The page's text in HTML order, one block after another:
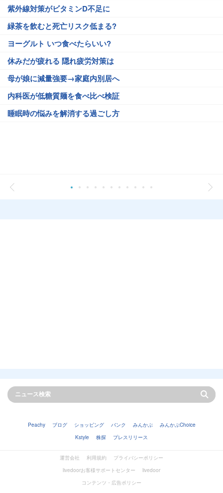
紫外線対策がビタミンD不足に
緑茶を飲むと死亡リスク低まる?
ヨーグルト いつ食べたらいい?
休みだが疲れる 隠れ疲労対策は
母が娘に減量強要→家庭内別居へ
内科医が低糖質麺を食べ比べ検証
睡眠時の悩みを解消する過ごし方
Peachy ブログ ショッピング バンク みんかぶ
みんかぶChoice
Kstyle
株探 プレスリリース
運営会社 利用規約
プライバシーポリシー
livedoorお客様サポートセンター
livedoor
コンテンツ・広告ポリシー